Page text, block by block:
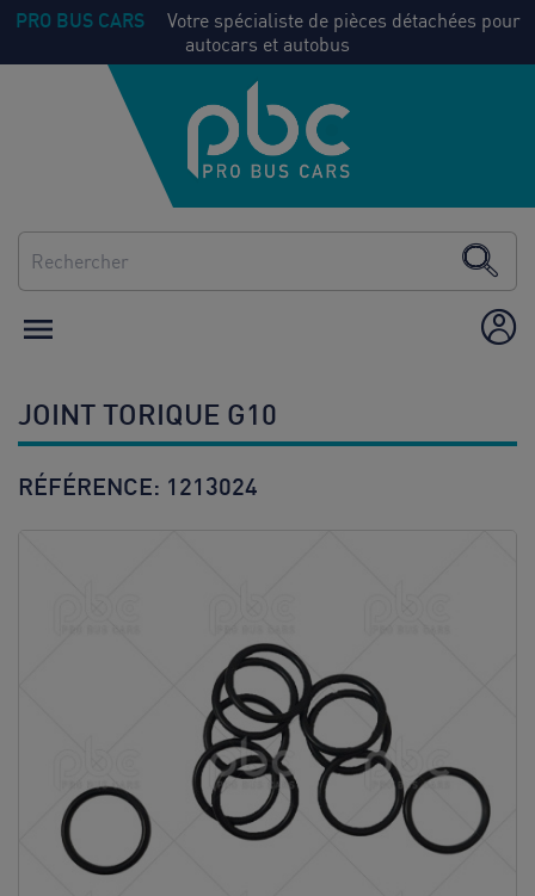
PRO BUS CARS
Votre spécialiste de pièces détachées pour
autocars et autobus
Voir
tout
CHAUFFAGE
CONSOMMABLES
votre
produit ?
Contactez

JOINT TORIQUE G10
RÉFÉRENCE: 1213024